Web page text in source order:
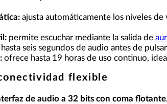
ajusta automáticamente los niveles
permite escuchar mediante la salida de
seis segundos de audio antes de
ofrece hasta 19 horas de uso continuo,
flexible
de audio a 32 bits con coma flotante